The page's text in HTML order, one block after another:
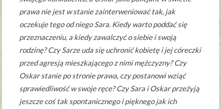
prawa nie jest w stanie zainterweniować tak, jak
oczekuje tego od niego Sara. Kiedy warto poddać się
przeznaczeniu, a kiedy zawalczyć o siebie i swoją
rodzinę? Czy Sarze uda się uchronić kobietę i jej córeczki
przed agresją mieszkającego z nimi mężczyzny? Czy
Oskar stanie po stronie prawa, czy postanowi wziąć
sprawiedliwość w swoje ręce? Czy Sara i Oskar przeżyją
jeszcze coś tak spontanicznego i pięknego jak ich